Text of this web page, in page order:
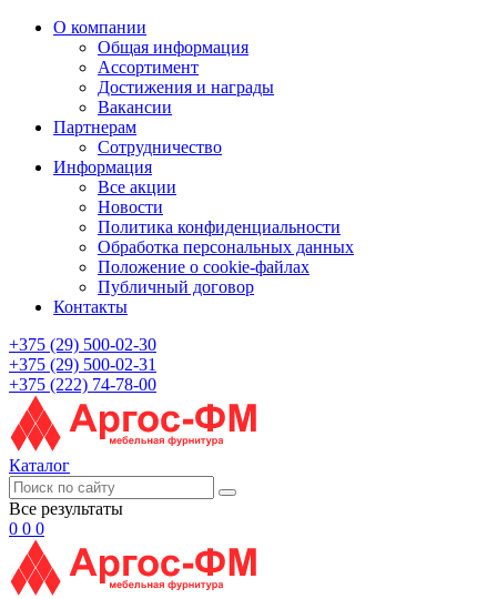
О компании
Общая информация
Ассортимент
Достижения и награды
Вакансии
Партнерам
Сотрудничество
Информация
Все акции
Новости
Политика конфиденциальности
Обработка персональных данных
Положение о cookie-файлах
Публичный договор
Контакты
+375 (29) 500-02-30
+375 (29) 500-02-31
+375 (222) 74-78-00
Каталог
Все результаты
0 0 0